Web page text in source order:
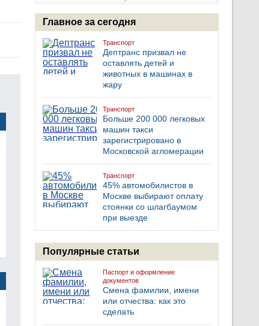
Главное за сегодня
Транспорт
Дептранс призвал не
оставлять детей и
животных в машинах в
жару
Транспорт
Больше 200 000 легковых
машин такси
зарегистрировано в
Московской агломерации
Транспорт
45% автомобилистов в
Москве выбирают оплату
стоянки со шлагбаумом
при выезде
Популярные статьи
Паспорт и оформление
документов
Смена фамилии, имени
или отчества: как это
сделать